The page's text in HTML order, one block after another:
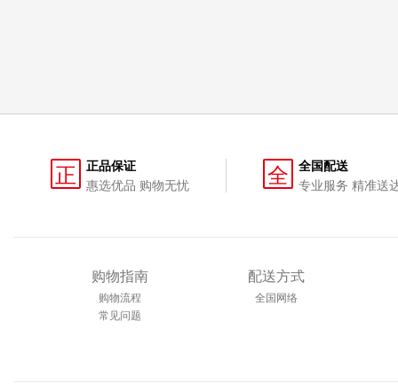
正
正品保证
惠选优品 购物无忧
全
全国配送
专业服务 精准送
购物指南
购物流程
常见问题
配送方式
全国网络